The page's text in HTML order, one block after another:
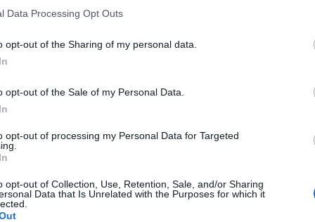
Data Processing Opt Outs
opt-out of the Sharing of my personal data.
opt-out of the Sale of my Personal Data.
opt-out of processing my Personal Data for Targeted
opt-out of Collection, Use, Retention, Sale, and/or Sharing
Data that Is Unrelated with the Purposes for which it
személyiség segít abban, hogy az egyén képes
legyen adaptálni a változó körülményekhez,
pozitívan kommunikáljon másokkal, és
hatékonyan kezelje a stresszt.
mivel az egyén felismeri és kiaknázza saját
készségek fejlesztése elősegíti az egyértelmű